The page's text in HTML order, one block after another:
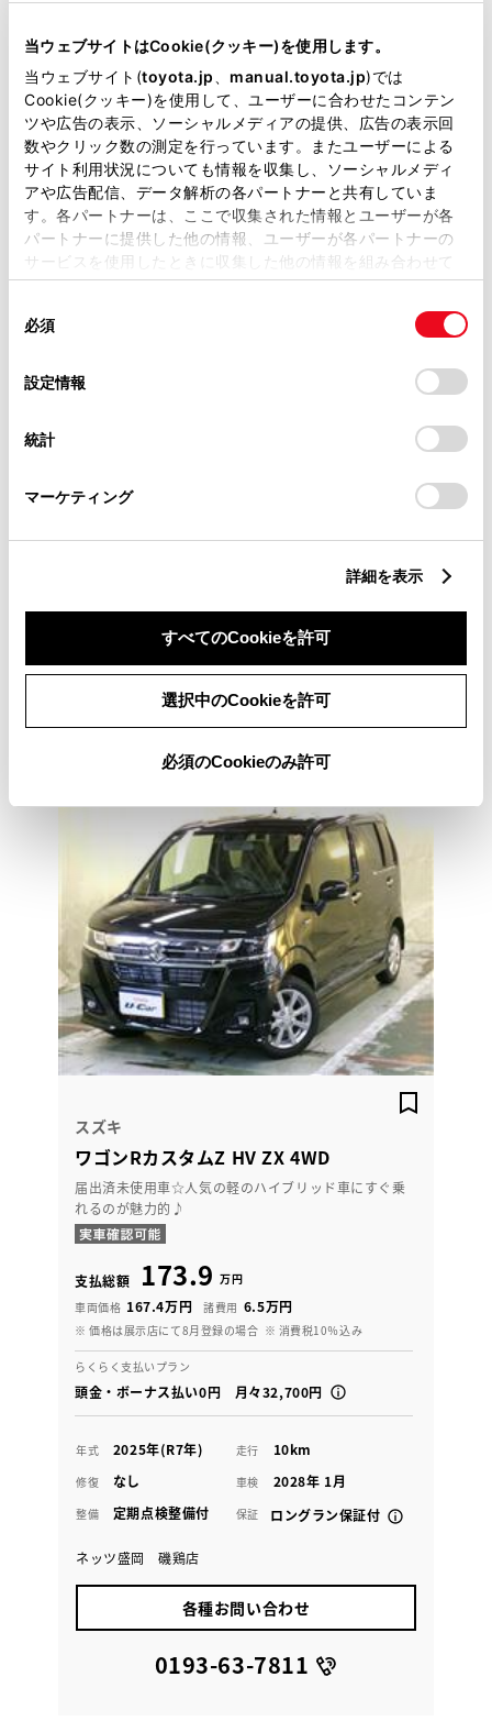
当ウェブサイトはCookie(クッキー)を使用します。
当ウェブサイト(toyota.jp manual.toyota.jp)では
Cookie(クッキー)を使用して、ユーザーに合わせたコンテン
ツや広告の表示、ソーシャルメディアの提供、広告の表示回
数やクリック数の測定を行っています。またユーザーによる
サイト利用状況についても情報を収集し、ソーシャルメディ
アや広告配信、データ解析の各パートナーと共有していま
す。各パートナーは、ここで収集された情報とユーザーが各
パートナーに提供した他の情報、ユーザーが各パートナーの
サービスを使用したときに収集した他の情報を組み合わせて
使用することがあります。当ウェブサイトの使用を続行する
デバイスにすべてのCookie(クッキー)が保存されることに同
意したことになります。Cookie(クッキー)のオプトアウト、
設定の変更、同意を撤回したりするにあたっては、当社の
「Cookie（クッキー）情報の取り扱いについて
」をご覧くだ
必須
設定情報
統計
マーケティング
詳細を表示
すべてのCookieを許可
選択中のCookieを許可
必須のCookieのみ許可
スズキ
ワゴンR スマイル ハイブリッド
届出済未使用車☆人気の軽のハイブリッド車で便利な
片側スライドドア付き！
※ 価格は展示店にて8月登録の場合
年式 2025年(R7年)
ロングラン保証付
ネッツ盛岡 磯鶏店
0193-63-7811
スズキ
ワゴンRカスタムZ HV ZX 4WD
届出済未使用車☆人気の軽のハイブリッド車にすぐ乗
れるのが魅力的♪
支払総額 173.9 万円
車両価格 167.4万円 諸費用 6.5万円
※ 価格は展示店にて8月登録の場合 ※ 消費税10％込み
らくらく支払いプラン
頭金・ボーナス払い0円 月々32,700円
年式 2025年(R7年) 走行 10km
修復 なし 車検 2028年 1月
整備 定期点検整備付 保証 ロングラン保証付
ネッツ盛岡 磯鶏店
各種お問い合わせ
0193-63-7811